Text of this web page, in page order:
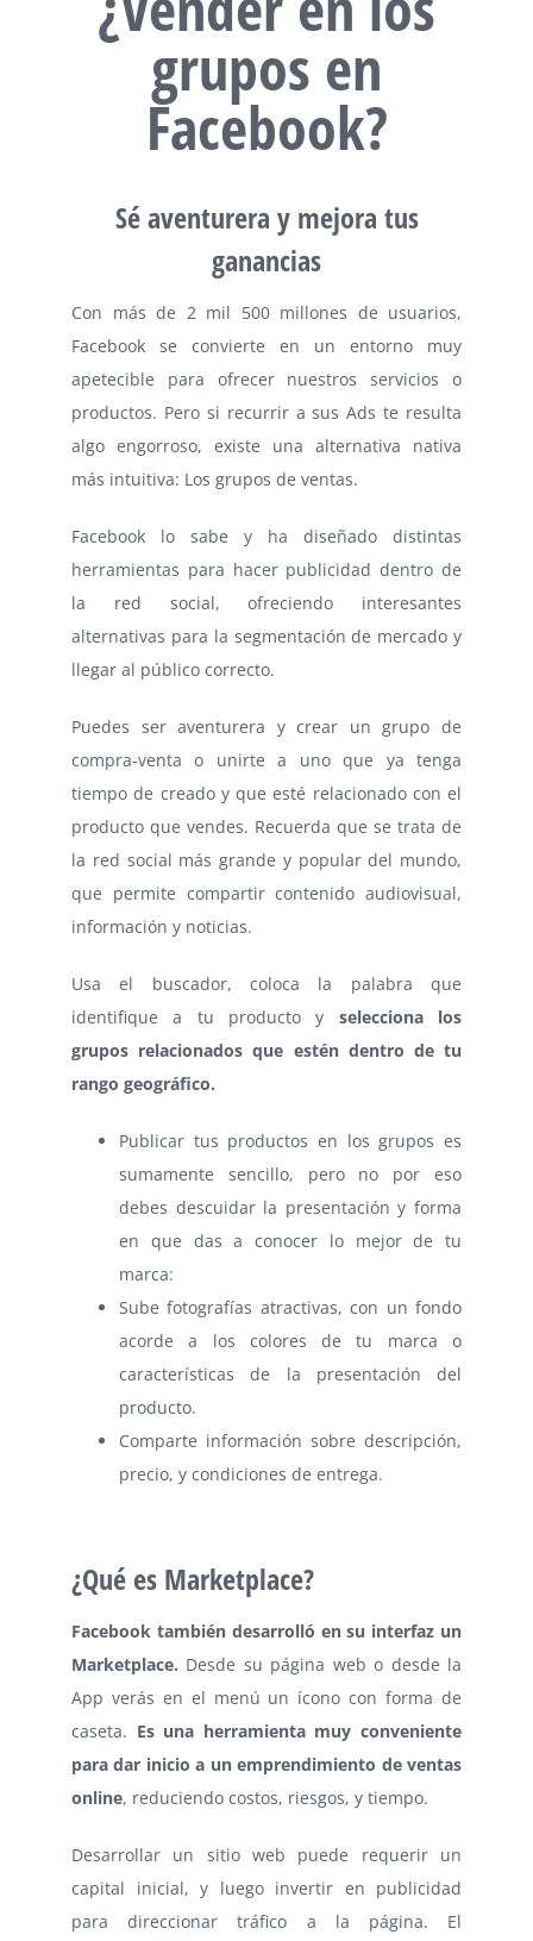
grupos en
Facebook?
Sé aventurera y mejora tus
ganancias
Con más de 2 mil 500 millones de usuarios,
Facebook se convierte en un entorno muy
apetecible para ofrecer nuestros servicios o
productos. Pero si recurrir a sus Ads te resulta
algo engorroso, existe una alternativa nativa
más intuitiva: Los grupos de ventas.
Facebook lo sabe y ha diseñado distintas
herramientas para hacer publicidad dentro de
la red social, ofreciendo interesantes
alternativas para la segmentación de mercado y
llegar al público correcto.
Puedes ser aventurera y crear un grupo de
compra-venta o unirte a uno que ya tenga
tiempo de creado y que esté relacionado con el
producto que vendes. Recuerda que se trata de
la red social más grande y popular del mundo,
que permite compartir contenido audiovisual,
información y noticias.
Usa el buscador, coloca la palabra que
identifique a tu producto y selecciona los
grupos relacionados que estén dentro de tu
rango geográfico.
Publicar tus productos en los grupos es
sumamente sencillo, pero no por eso
debes descuidar la presentación y forma
en que das a conocer lo mejor de tu
marca:
Sube fotografías atractivas, con un fondo
acorde a los colores de tu marca o
características de la presentación del
producto.
Comparte información sobre descripción,
precio, y condiciones de entrega.
¿Qué es Marketplace?
Facebook también desarrolló en su interfaz un
Marketplace. Desde su página web o desde la
App verás en el menú un ícono con forma de
caseta. Es una herramienta muy conveniente
para dar inicio a un emprendimiento de ventas
online, reduciendo costos, riesgos, y tiempo.
Desarrollar un sitio web puede requerir un
capital inicial, y luego invertir en publicidad
para direccionar tráfico a la página. El